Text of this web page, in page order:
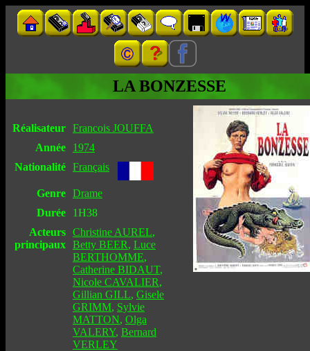
LA BONZESSE
Réalisateur Francois JOUFFA
Année
1974
Nationalité Français
Genre Drame
Durée
1H38
Acteurs
principaux
Christine AUREL,
Betty BEER, Luce
BERTHOMME,
Catherine BIDAUT,
Nicole CAVALIER,
Gillian GILL, Gisele
GRIMM, Sylvie
MATTON, Olga
VALERY, Bernard
VERLEY